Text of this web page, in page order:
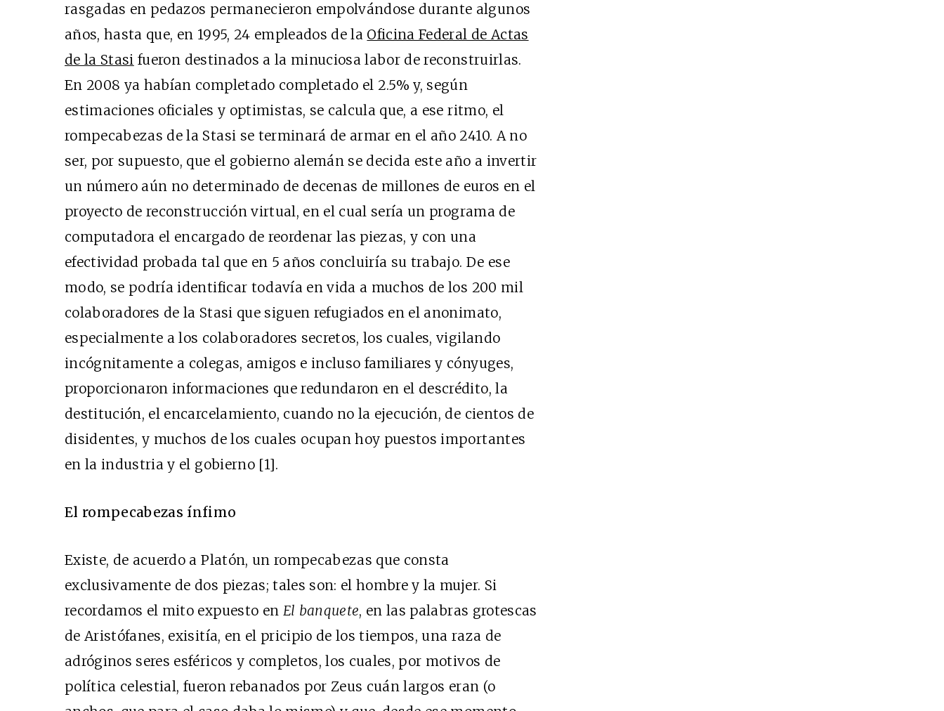
rasgadas en pedazos permanecieron empolvándose durante algunos
años, hasta que, en 1995, 24 empleados de la Oficina Federal de Actas
de la Stasi fueron destinados a la minuciosa labor de reconstruirlas.
En 2008 ya habían completado completado el 2.5% y, según
estimaciones oficiales y optimistas, se calcula que, a ese ritmo, el
rompecabezas de la Stasi se terminará de armar en el año 2410. A no
ser, por supuesto, que el gobierno alemán se decida este año a invertir
un número aún no determinado de decenas de millones de euros en el
proyecto de reconstrucción virtual, en el cual sería un programa de
computadora el encargado de reordenar las piezas, y con una
efectividad probada tal que en 5 años concluiría su trabajo. De ese
modo, se podría identificar todavía en vida a muchos de los 200 mil
colaboradores de la Stasi que siguen refugiados en el anonimato,
especialmente a los colaboradores secretos, los cuales, vigilando
incógnitamente a colegas, amigos e incluso familiares y cónyuges,
proporcionaron informaciones que redundaron en el descrédito, la
destitución, el encarcelamiento, cuando no la ejecución, de cientos de
disidentes, y muchos de los cuales ocupan hoy puestos importantes
en la industria y el gobierno [1].
El rompecabezas ínfimo
Existe, de acuerdo a Platón, un rompecabezas que consta
exclusivamente de dos piezas; tales son: el hombre y la mujer. Si
recordamos el mito expuesto en El banquete, en las palabras grotescas
de Aristófanes, exisitía, en el pricipio de los tiempos, una raza de
adróginos seres esféricos y completos, los cuales, por motivos de
política celestial, fueron rebanados por Zeus cuán largos eran (o